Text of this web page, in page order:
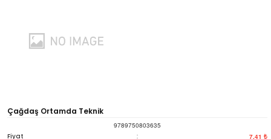
Çağdaş Ortamda Teknik
9789750803635
Fiyat : 7,41 ₺